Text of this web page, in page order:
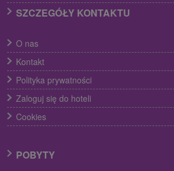
SZCZEGÓŁY KONTAKTU
O nas
Kontakt
Polityka prywatności
Zaloguj się do hoteli
Cookies
POBYTY